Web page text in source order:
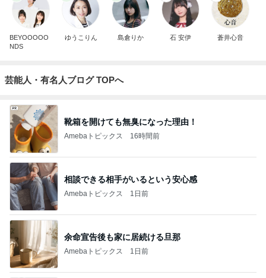
BEYOOOOO
NDS
ゆうこりん 島倉りか 石 安伊 蒼井心音
芸能人・有名人ブログ TOPへ
靴箱を開けても無臭になった理由！
Amebaトピックス 16時間前
相談できる相手がいるという安心感
Amebaトピックス 1日前
余命宣告後も家に居続ける旦那
Amebaトピックス 1日前